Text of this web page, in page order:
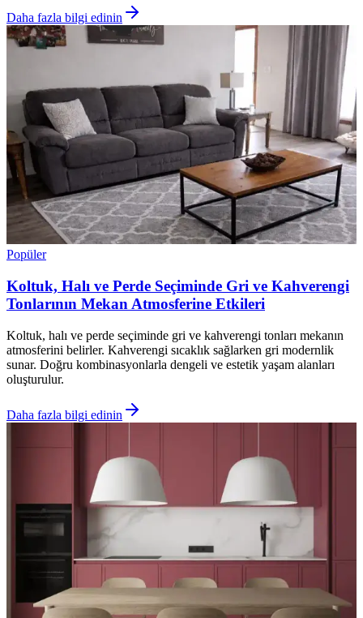
Daha fazla bilgi edinin
Popüler
Koltuk, Halı ve Perde Seçiminde Gri ve Kahverengi
Tonlarının Mekan Atmosferine Etkileri
Koltuk, halı ve perde seçiminde gri ve kahverengi tonları mekanın
atmosferini belirler. Kahverengi sıcaklık sağlarken gri modernlik
sunar. Doğru kombinasyonlarla dengeli ve estetik yaşam alanları
oluşturulur.
Daha fazla bilgi edinin